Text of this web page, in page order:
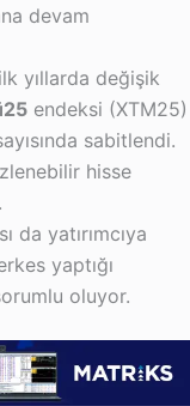
devam
yıllarda değişik
endeksi (XTM25)
sabitlendi.
hisse
da yatırımcıya
yaptığı
oluyor.